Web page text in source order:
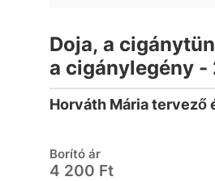
Doja, a
a cigánylegény -
Horváth Mária tervező
Borító ár
4 200 Ft